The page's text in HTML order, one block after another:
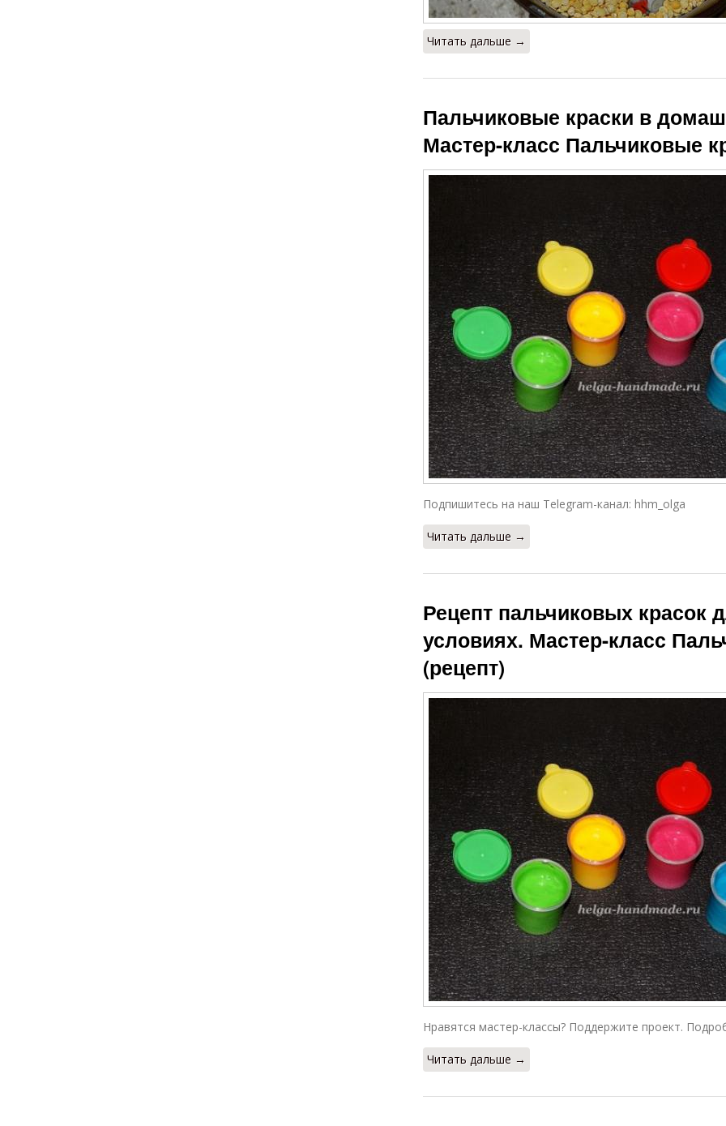
Читать дальше →
Пальчиковые краски в
Мастер-класс Пальчиковые
Подпишитесь на наш Telegram-канал: hhm_olga
Читать дальше →
Рецепт пальчиковых красок
условиях. Мастер-класс
(рецепт)
Нравятся мастер-классы? Поддержите проект.
Читать дальше →